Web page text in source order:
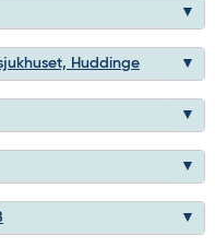
Huddinge